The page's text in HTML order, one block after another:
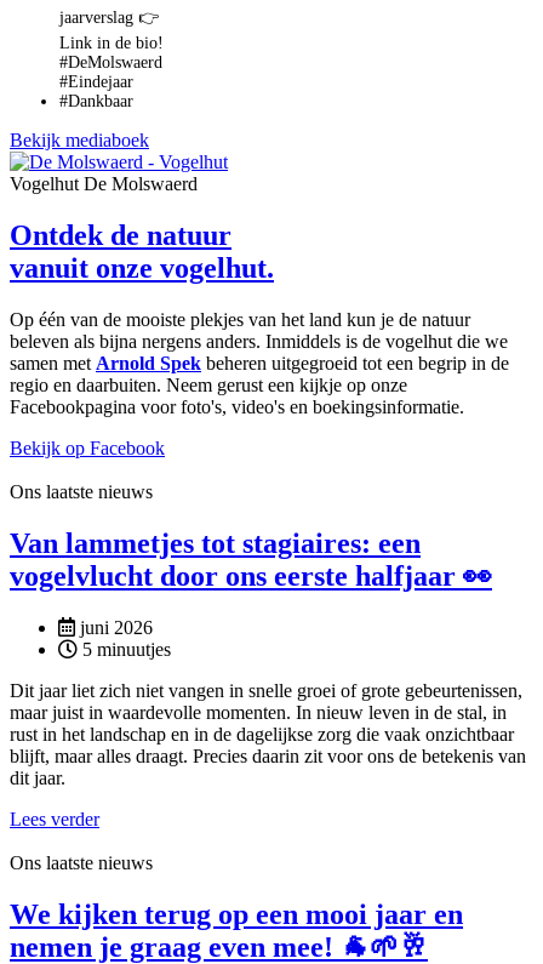
Bekijk mediaboek
Vogelhut De Molswaerd
Ontdek de natuur
vanuit onze vogelhut.
Op één van de mooiste plekjes van het land kun je de natuur
beleven als bijna nergens anders. Inmiddels is de vogelhut die we
samen met Arnold Spek beheren uitgegroeid tot een begrip in de
regio en daarbuiten. Neem gerust een kijkje op onze
Facebookpagina voor foto's, video's en boekingsinformatie.
Bekijk op Facebook
Ons laatste nieuws
Van lammetjes tot stagiaires: een
vogelvlucht door ons eerste halfjaar 👀
juni 2026
5 minuutjes
Dit jaar liet zich niet vangen in snelle groei of grote gebeurtenissen,
maar juist in waardevolle momenten. In nieuw leven in de stal, in
rust in het landschap en in de dagelijkse zorg die vaak onzichtbaar
blijft, maar alles draagt. Precies daarin zit voor ons de betekenis van
dit jaar.
Lees verder
Ons laatste nieuws
We kijken terug op een mooi jaar en
nemen je graag even mee! 🐐🌱🥂